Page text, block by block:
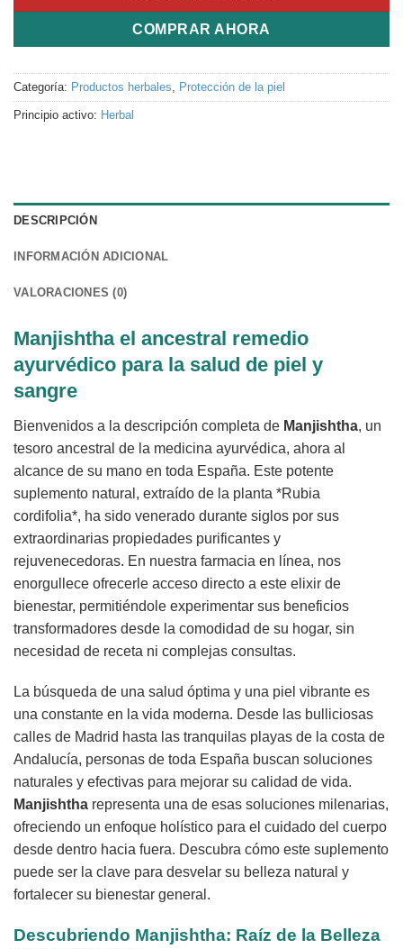
COMPRAR AHORA
Categoría: Productos herbales Protección de la piel
Principio activo: Herbal
DESCRIPCIÓN
INFORMACIÓN ADICIONAL
VALORACIONES (0)
Manjishtha el ancestral remedio
ayurvédico para la salud de piel y
sangre
Bienvenidos a la descripción completa de Manjishtha, un
tesoro ancestral de la medicina ayurvédica, ahora al
alcance de su mano en toda España. Este potente
suplemento natural, extraído de la planta *Rubia
cordifolia*, ha sido venerado durante siglos por sus
extraordinarias propiedades purificantes y
rejuvenecedoras. En nuestra farmacia en línea, nos
enorgullece ofrecerle acceso directo a este elixir de
bienestar, permitiéndole experimentar sus beneficios
transformadores desde la comodidad de su hogar, sin
necesidad de receta ni complejas consultas.
La búsqueda de una salud óptima y una piel vibrante es
una constante en la vida moderna. Desde las bulliciosas
calles de Madrid hasta las tranquilas playas de la costa de
Andalucía, personas de toda España buscan soluciones
naturales y efectivas para mejorar su calidad de vida.
Manjishtha representa una de esas soluciones milenarias,
ofreciendo un enfoque holístico para el cuidado del cuerpo
desde dentro hacia fuera. Descubra cómo este suplemento
puede ser la clave para desvelar su belleza natural y
fortalecer su bienestar general.
Descubriendo Manjishtha: Raíz de la Belleza